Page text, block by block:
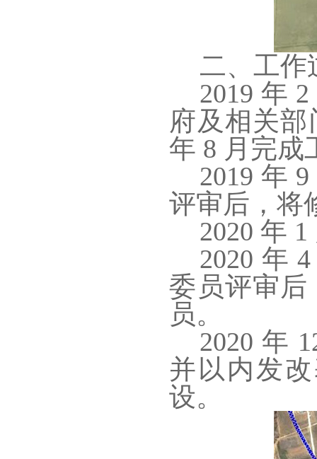
二、工作
2019 年
府及相关
年 8 月完成
2019 年
评审后，将
2020 年
2020 年
委员评审后
员。
2020 年
并以内发
设。